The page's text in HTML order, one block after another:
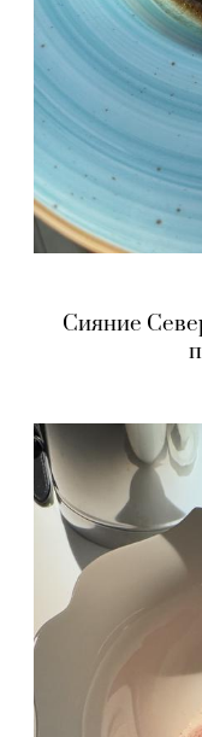
Сияние